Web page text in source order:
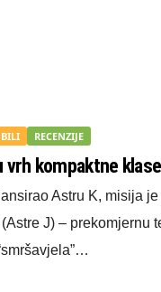
RECENZIJE
vrh kompaktne
Astru K, misija
J) – prekomjernu